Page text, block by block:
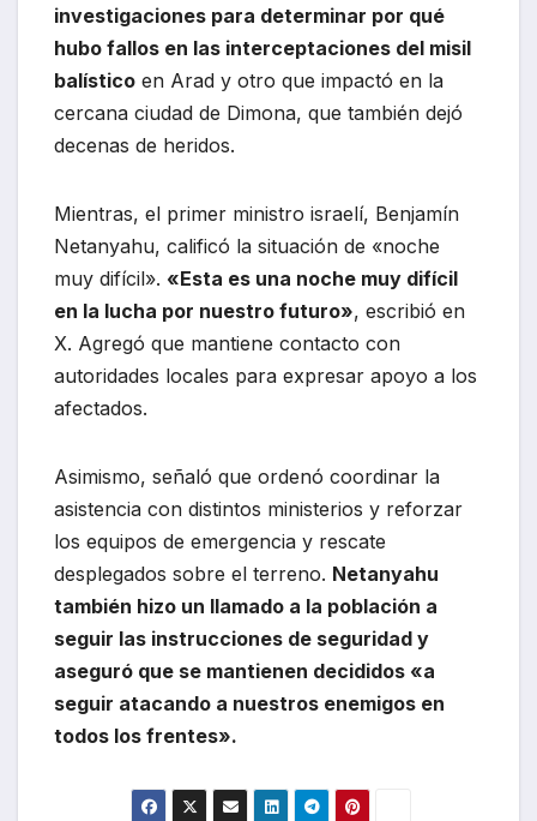
investigaciones para determinar por qué
hubo fallos en las interceptaciones del misil
balístico en Arad y otro que impactó en la
cercana ciudad de Dimona, que también dejó
decenas de heridos.
Mientras, el primer ministro israelí, Benjamín
Netanyahu, calificó la situación de «noche
muy difícil». «Esta es una noche muy difícil
en la lucha por nuestro futuro», escribió en
X. Agregó que mantiene contacto con
autoridades locales para expresar apoyo a los
afectados.
Asimismo, señaló que ordenó coordinar la
asistencia con distintos ministerios y reforzar
los equipos de emergencia y rescate
desplegados sobre el terreno. Netanyahu
también hizo un llamado a la población a
seguir las instrucciones de seguridad y
aseguró que se mantienen decididos «a
seguir atacando a nuestros enemigos en
todos los frentes».